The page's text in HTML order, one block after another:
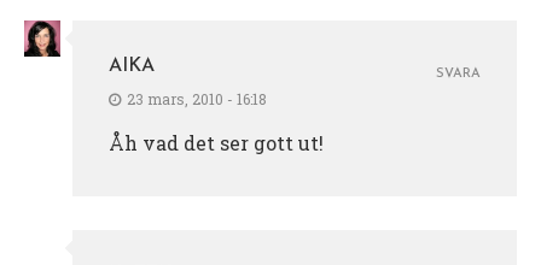
AIKA
23 mars, 2010 - 16:18
Åh vad det ser gott ut!
SVARA